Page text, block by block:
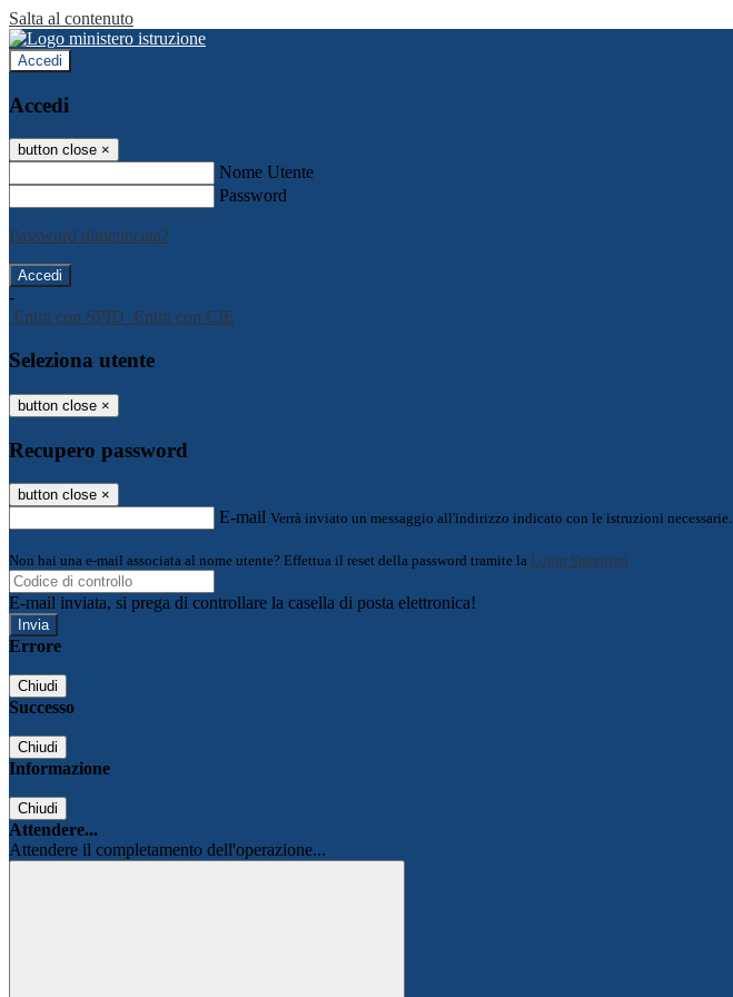
Salta al contenuto
Accedi
Accedi
button close ×
Nome Utente
Password
Password dimenticata?
-
Entra con SPID Entra con CIE
Seleziona utente
button close ×
Recupero password
button close ×
E-mail Verrà inviato un messaggio all'indirizzo indicato con le istruzioni necessarie.
Non hai una e-mail associata al nome utente? Effettua il reset della password tramite la Login Spaggiari
E-mail inviata, si prega di controllare la casella di posta elettronica!
Errore
Chiudi
Successo
Chiudi
Informazione
Chiudi
Attendere...
Attendere il completamento dell'operazione...